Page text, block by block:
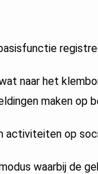
naar het
maken op
activiteiten op
waarbij de